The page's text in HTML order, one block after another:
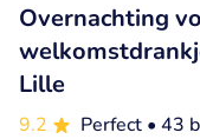
Overnachting
Lille
9.2 Perfect • 43